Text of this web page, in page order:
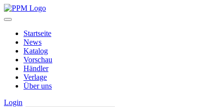
Startseite
News
Katalog
Vorschau
Händler
Verlage
Über uns
Login